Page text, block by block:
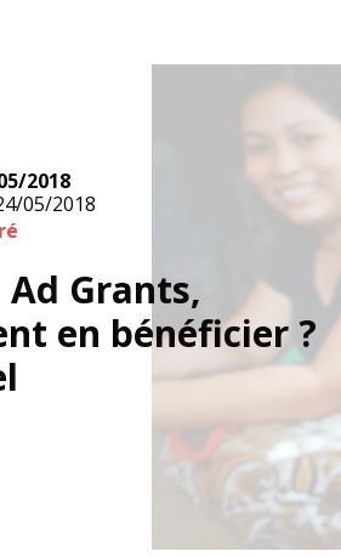
2018
05/2018
Ad Grants,
en bénéficier ?